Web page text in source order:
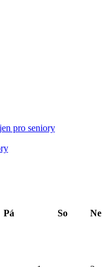
pro seniory
Pá So
Ne